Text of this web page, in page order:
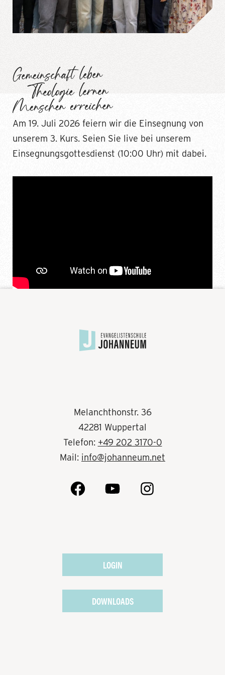
Am 19. Juli 2026 feiern wir die Einsegnung von
unserem 3. Kurs. Seien Sie live bei unserem
Einsegnungsgottesdienst (10:00 Uhr) mit dabei.
Melanchthonstr. 36
42281 Wuppertal
Telefon: +49 202 3170-0
Mail: info@johanneum.net
LOGIN
DOWNLOADS